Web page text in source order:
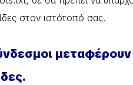
στον ιστότοπό σας.